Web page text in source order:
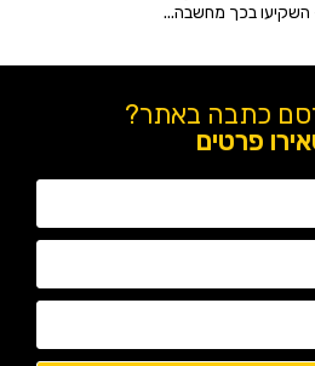
השקיעו בכך מחשבה...
כתבה באתר?
פרטים